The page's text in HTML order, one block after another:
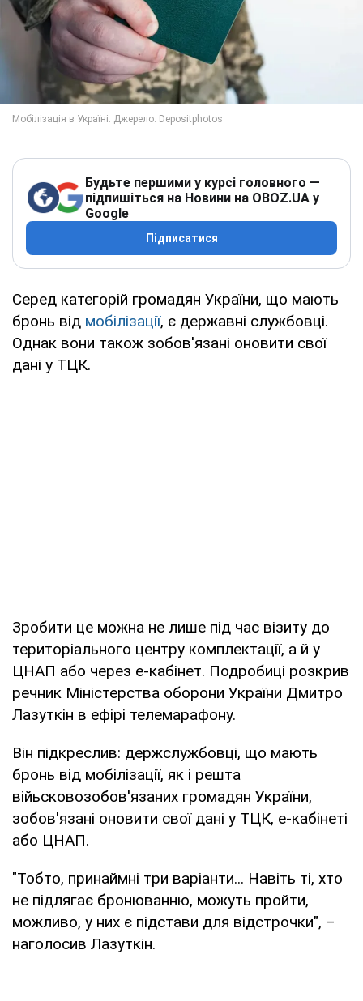
Будьте першими у курсі головного —
підпишіться на Новини на OBOZ.UA у
Google
Підписатися
Серед категорій громадян України, що мають
бронь від мобілізації, є державні службовці.
Однак вони також зобов'язані оновити свої
дані у ТЦК.
Зробити це можна не лише під час візиту до
територіального центру комплектації, а й у
ЦНАП або через е-кабінет. Подробиці розкрив
речник Міністерства оборони України Дмитро
Лазуткін в ефірі телемарафону.
Він підкреслив: держслужбовці, що мають
бронь від мобілізації, як і решта
війьсковозобов'язаних громадян України,
зобов'язані оновити свої дані у ТЦК, е-кабінеті
або ЦНАП.
"Тобто, принаймні три варіанти... Навіть ті, хто
не підлягає бронюванню, можуть пройти,
можливо, у них є підстави для відстрочки", –
наголосив Лазуткін.